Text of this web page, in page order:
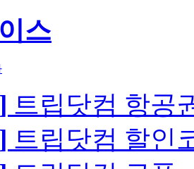
스
트립닷컴 항공
트립닷컴 할인